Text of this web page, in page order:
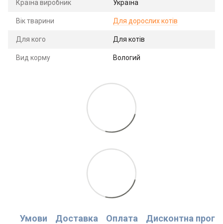
Країна виробник Україна
Вік тварини Для дорослих котів
Для кого Для котів
Вид корму Вологий
Умови Доставка Оплата Дисконтна